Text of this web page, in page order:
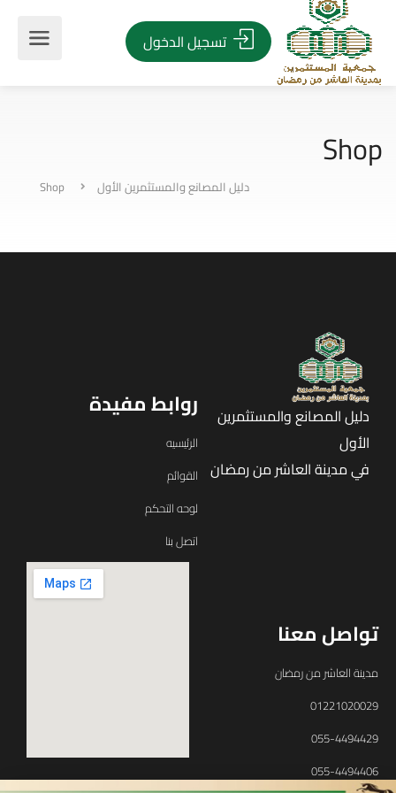
تسجيل الدخول
Shop
دليل المصانع والمستثمرين الأول Shop
دليل المصانع والمستثمرين
الأول
في مدينة العاشر من رمضان
روابط مفيدة
الرئيسيه
القوائم
لوحه التحكم
اتصل بنا
تواصل معنا
مدينة العاشر من رمضان
01221020029
055-4494429
055-4494406